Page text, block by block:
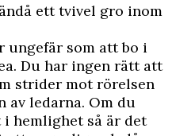
ett tvivel gro inom
ungefär som att bo i
Du har ingen rätt att
strider mot rörelsen
av ledarna. Om du
hemlighet så är det